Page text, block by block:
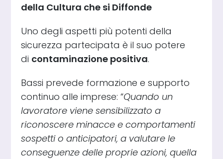
della Cultura che si Diffonde
Uno degli aspetti più potenti della
sicurezza partecipata è il suo potere
di contaminazione positiva.
Bassi prevede formazione e supporto
continuo alle imprese: “Quando un
lavoratore viene sensibilizzato a
riconoscere minacce e comportamenti
sospetti o anticipatori, a valutare le
conseguenze delle proprie azioni, quella